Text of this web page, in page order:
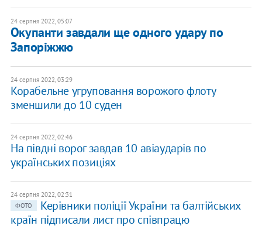
24 серпня 2022, 05:07
Окупанти завдали ще одного удару по
Запоріжжю
24 серпня 2022, 03:29
Корабельне угруповання ворожого флоту
зменшили до 10 суден
24 серпня 2022, 02:46
На півдні ворог завдав 10 авіаударів по
українських позиціях
24 серпня 2022, 02:31
ФОТО
Керівники поліції України та балтійських
країн підписали лист про співпрацю